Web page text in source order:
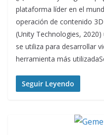
plataforma líder en el
operación de contenido
(Unity Technologies,
se utiliza para desarrollar
herramienta más
Seguir Leyendo